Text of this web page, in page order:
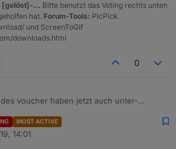
[gelöst]-... Bitte benutzt das Voting rechts unten
hat. Forum-Tools: PicPick
und ScreenToGif
downloads.html
0
voucher haben jetzt auch unter-
MOST ACTIVE
14:01